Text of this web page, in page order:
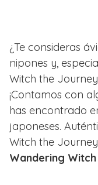
¿Te consideras
nipones y,
Witch the
¡Contamos con
has encontrado
japoneses.
Witch the
Wandering